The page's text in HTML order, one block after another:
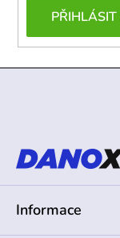
PŘIHLÁSIT
t
Informace